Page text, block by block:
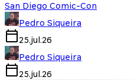
San Diego Comic-Con
Pedro Siqueira
25.jul.26
Pedro Siqueira
25.jul.26